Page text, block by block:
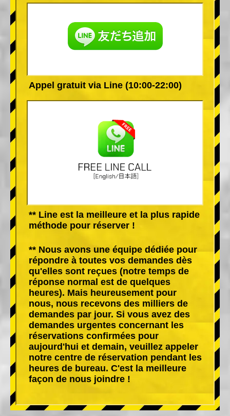
Appel gratuit via Line (10:00-22:00)
** Line est la meilleure et la plus rapide
méthode pour réserver !
** Nous avons une équipe dédiée pour
répondre à toutes vos demandes dès
qu'elles sont reçues (notre temps de
réponse normal est de quelques
heures). Mais heureusement pour
nous, nous recevons des milliers de
demandes par jour. Si vous avez des
demandes urgentes concernant les
réservations confirmées pour
aujourd'hui et demain, veuillez appeler
notre centre de réservation pendant les
heures de bureau. C'est la meilleure
façon de nous joindre !